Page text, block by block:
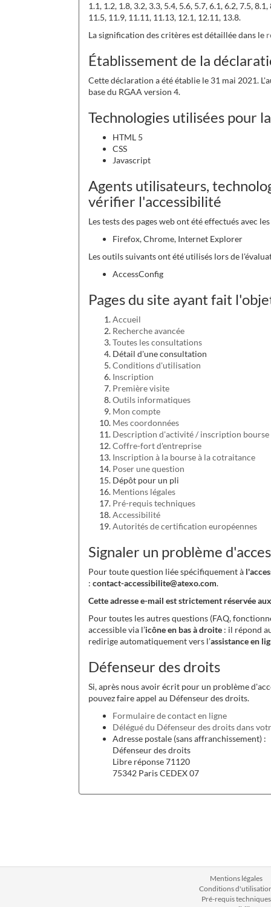
1.1, 1.2, 1.8, 3.2, 3.3, 5.4, 5.6, 5.7, 6.1, 6.2, 7.5,
11.5, 11.9, 11.11, 11.13, 12.1, 12.11, 13.8.
La signification des critères est détaillée dans le
Établissement de la
Cette déclaration a été établie le 31 mai 2021.
base du RGAA version 4.
Technologies utilisées pour
HTML 5
CSS
Javascript
Agents utilisateurs,
vérifier l'accessibilité
Les tests des pages web ont été effectués avec
Firefox, Chrome, Internet Explorer
Les outils suivants ont été utilisés lors de
AccessConfig
Pages du site ayant fait
Accueil
Recherche avancée
Toutes les consultations
Détail d'une consultation
Conditions d'utilisation
Inscription
Première visite
Outils informatiques
Mon compte
Mes coordonnées
Description d'activité / inscription bourse
Coffre-fort d'entreprise
Inscription à la bourse à la cotraitance
Poser une question
Dépôt pour un pli
Mentions légales
Pré-requis techniques
Accessibilité
Autorités de certification européennes
Signaler un problème
Pour toute question liée spécifiquement à
: contact-accessibilite@atexo.com.
Cette adresse e-mail est strictement réservée
Pour toutes les autres questions (FAQ,
accessible via l’icône en bas à droite : il répond
redirige automatiquement vers l’assistance en
Défenseur des droits
Si, après nous avoir écrit pour un problème
pouvez faire appel au Défenseur des droits.
Formulaire de contact en ligne
Délégué du Défenseur des droits dans
Adresse postale (sans affranchissement) :
Défenseur des droits
Libre réponse 71120
75342 Paris CEDEX 07
Mentions légales
Conditions
Pré-requis techniques